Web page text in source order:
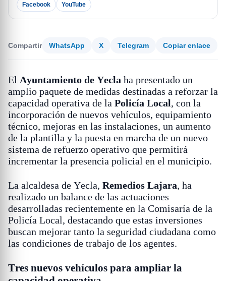
Facebook
YouTube
Compartir WhatsApp X Telegram Copiar enlace
El Ayuntamiento de Yecla ha presentado un
amplio paquete de medidas destinadas a reforzar la
capacidad operativa de la Policía Local, con la
incorporación de nuevos vehículos, equipamiento
técnico, mejoras en las instalaciones, un aumento
de la plantilla y la puesta en marcha de un nuevo
sistema de refuerzo operativo que permitirá
incrementar la presencia policial en el municipio.
La alcaldesa de Yecla, Remedios Lajara, ha
realizado un balance de las actuaciones
desarrolladas recientemente en la Comisaría de la
Policía Local, destacando que estas inversiones
buscan mejorar tanto la seguridad ciudadana como
las condiciones de trabajo de los agentes.
Tres nuevos vehículos para ampliar la